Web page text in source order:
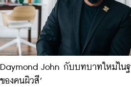
Daymond John กับบทบาทใหม่ใน
ของคนผิวสี’